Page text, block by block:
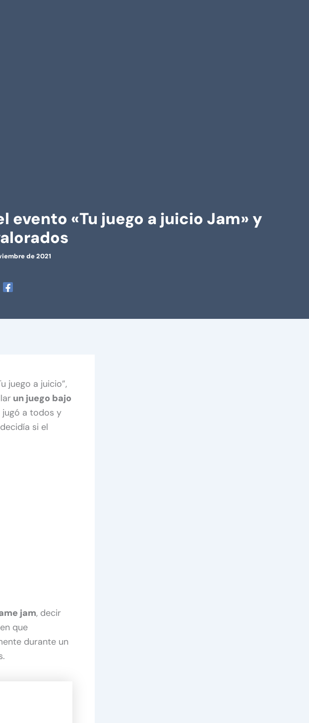
evento «Tu juego a juicio Jam» y
de 2021
juego a juicio”,
un juego bajo
jugó a todos y
si el
jam, decir
que
durante un